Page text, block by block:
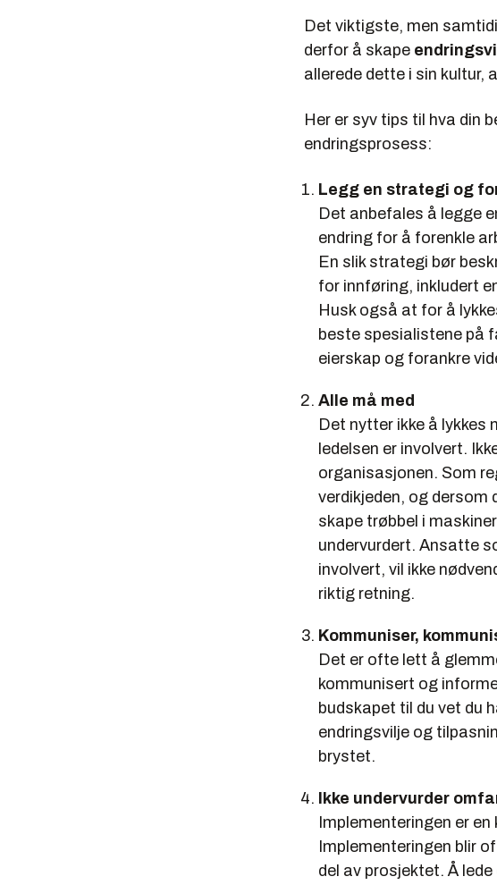
Det viktigste, men
derfor å skape
allerede dette i sin kultur,
Her er syv tips til hva din
endringsprosess:
Legg en strategi og
Det anbefales å legge
endring for å forenkle
En slik strategi bør
for innføring, inkludert
Husk også at for å
beste spesialistene på
eierskap og forankre
Alle må med
Det nytter ikke å lykkes
ledelsen er involvert.
organisasjonen. Som
verdikjeden, og dersom
skape trøbbel i
undervurdert. Ansatte
involvert, vil ikke
riktig retning.
Kommuniser,
Det er ofte lett å
kommunisert og
budskapet til du vet du
endringsvilje og
brystet.
Ikke undervurder
Implementeringen er
Implementeringen blir
del av prosjektet. Å